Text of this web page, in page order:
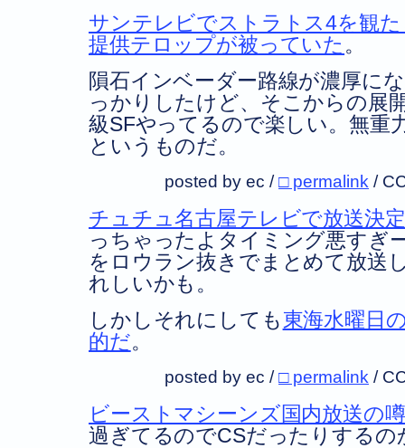
サンテレビでストラトス4を観
提供テロップが被っていた 。
隕石インベーダー路線が濃厚に
っかりしたけど、そこからの展
級SFやってるので楽しい。無重
というものだ。
posted by ec /□ permalink /
チュチュ名古屋テレビで放送決定
っちゃったよタイミング悪すぎ
をロウラン抜きでまとめて放送
れしいかも。
しかしそれにしても東海水曜日
的だ。
posted by ec /□ permalink /
ビーストマシーンズ国内放送の噂
過ぎてるのでCSだったりするの